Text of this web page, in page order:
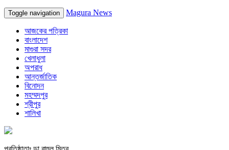
Toggle navigation Magura News
আজকের পত্রিকা
বাংলাদেশ
মাগুরা সদর
খেলাধুলা
অপরাধ
আন্তর্জাতিক
বিনোদন
মহম্মদপুর
শ্রীপুর
শালিখা